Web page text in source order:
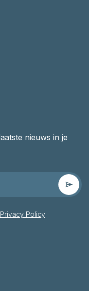
nieuws in je
Privacy Policy